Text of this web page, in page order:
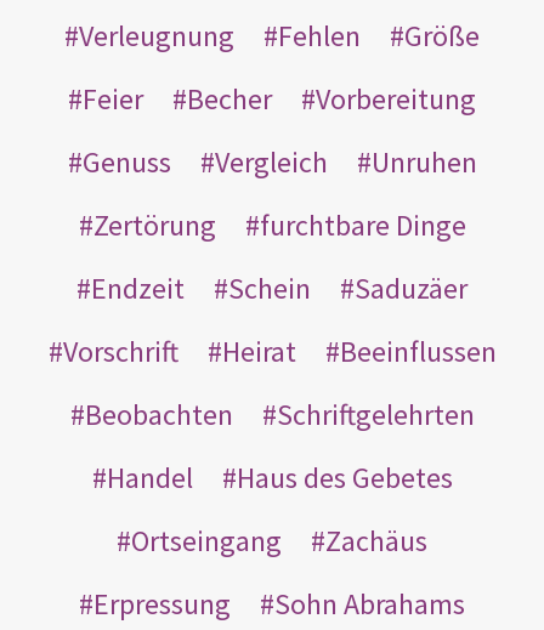
Verleugnung Fehlen
Größe
Feier
Becher
Vorbereitung
Genuss
Vergleich
Unruhen
Zertörung
furchtbare Dinge
Endzeit
Schein
Saduzäer
Vorschrift
Heirat
Beeinflussen
Beobachten
Schriftgelehrten
Handel
Haus des Gebetes
Ortseingang
Zachäus
Erpressung
Sohn Abrahams